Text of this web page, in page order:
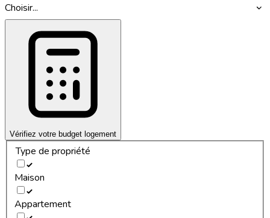
Choisir...
Vérifiez votre budget logement
Type de propriété
Maison
Appartement